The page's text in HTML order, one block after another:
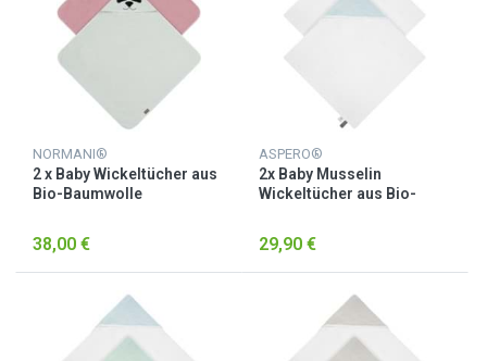
NORMANI®
2 x Baby Wickeltücher aus
Bio-Baumwolle
38,00 €
ASPERO®
2x Baby Musselin
Wickeltücher aus Bio-
29,90 €